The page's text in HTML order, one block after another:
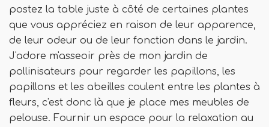
postez la table juste à côté de certaines plantes
que vous appréciez en raison de leur apparence,
de leur odeur ou de leur fonction dans le jardin.
J'adore m'asseoir près de mon jardin de
pollinisateurs pour regarder les papillons, les
papillons et les abeilles coulent entre les plantes à
fleurs, c'est donc là que je place mes meubles de
pelouse. Fournir un espace pour la relaxation au